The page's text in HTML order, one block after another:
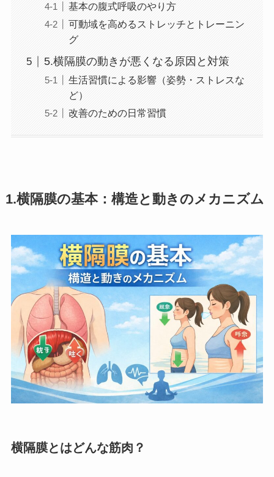
基本の腹式呼吸のやり方
可動域を高めるストレッチとトレーニン
グ
5.横隔膜の動きが悪くなる原因と対策
生活習慣による影響（姿勢・ストレスな
ど）
改善のための日常習慣
1.横隔膜の基本：構造と動きのメカニズム
横隔膜とはどんな筋肉？